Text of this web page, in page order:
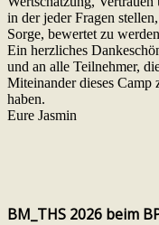
in der jeder Fragen
Sorge, bewertet zu
Ein herzliches
und an alle Teilnehmer,
Miteinander dieses Camp
haben.
Eure Jasmin
BM_THS 2026 beim